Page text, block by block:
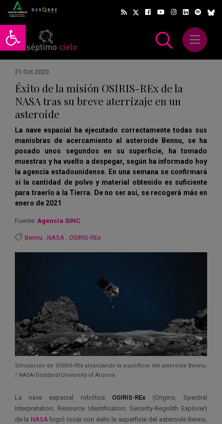
Abrir barra de herramientas
Abrir
21 Oct 2020.
Éxito de la misión OSIRIS-REx de la
NASA tras su breve aterrizaje en un
asteroide
La nave espacial ha ejecutado correctamente todas sus
maniobras de acercamiento al asteroide Bennu, se ha
posado unos segundos en su superficie, ha tomado
muestras y ha vuelto a despegar, según ha informado hoy
la agencia estadounidense. En una semana se confirmará
si la cantidad de polvo y material obtenido es suficiente
para traerlo a la Tierra. De no ser así, se recogerá más en
enero de 2021
Fuente: Agencia SINC
Bennu , NASA , OSIRIS-REx
Simulación de OSIRIS-REx alcanzando la superficie del asteroide Bennu.
/ NASA/Goddard/University of Arizona
La nave espacial robótica OSIRIS-REx (Origins, Spectral
Interpretation, Resource Identification, Security-Regolith Explorer)
de la NASA logró tocar con éxito la superficie del asteroide Bennu,